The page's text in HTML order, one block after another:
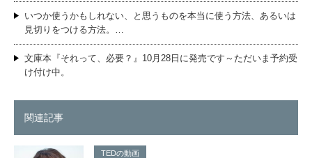
いつか使うかもしれない、と思うものを本当に使う方法、あるいは
見切りをつける方法。…
文庫本『それって、必要？』10月28日に発売です～ただいま予約受
け付け中。
関連記事
TEDの動画